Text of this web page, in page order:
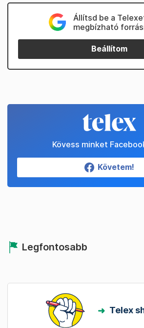
Állítsd be a
megbízható
Beállítom
Kövess minket
Követem!
Legfontosabb
Telex